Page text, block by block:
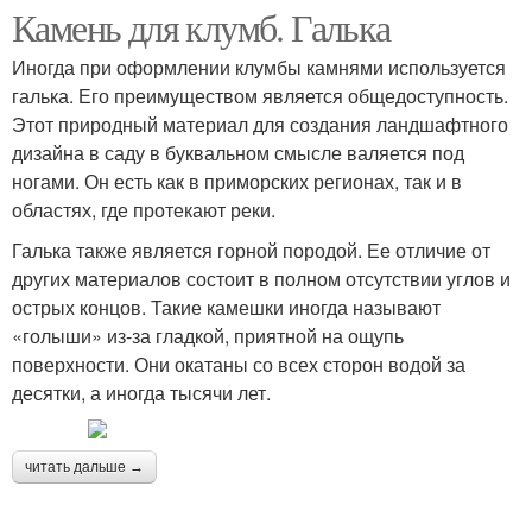
Камень для клумб. Галька
Иногда при оформлении клумбы камнями используется
галька. Его преимуществом является общедоступность.
Этот природный материал для создания ландшафтного
дизайна в саду в буквальном смысле валяется под
ногами. Он есть как в приморских регионах, так и в
областях, где протекают реки.
Галька также является горной породой. Ее отличие от
других материалов состоит в полном отсутствии углов и
острых концов. Такие камешки иногда называют
«голыши» из-за гладкой, приятной на ощупь
поверхности. Они окатаны со всех сторон водой за
десятки, а иногда тысячи лет.
читать дальше →